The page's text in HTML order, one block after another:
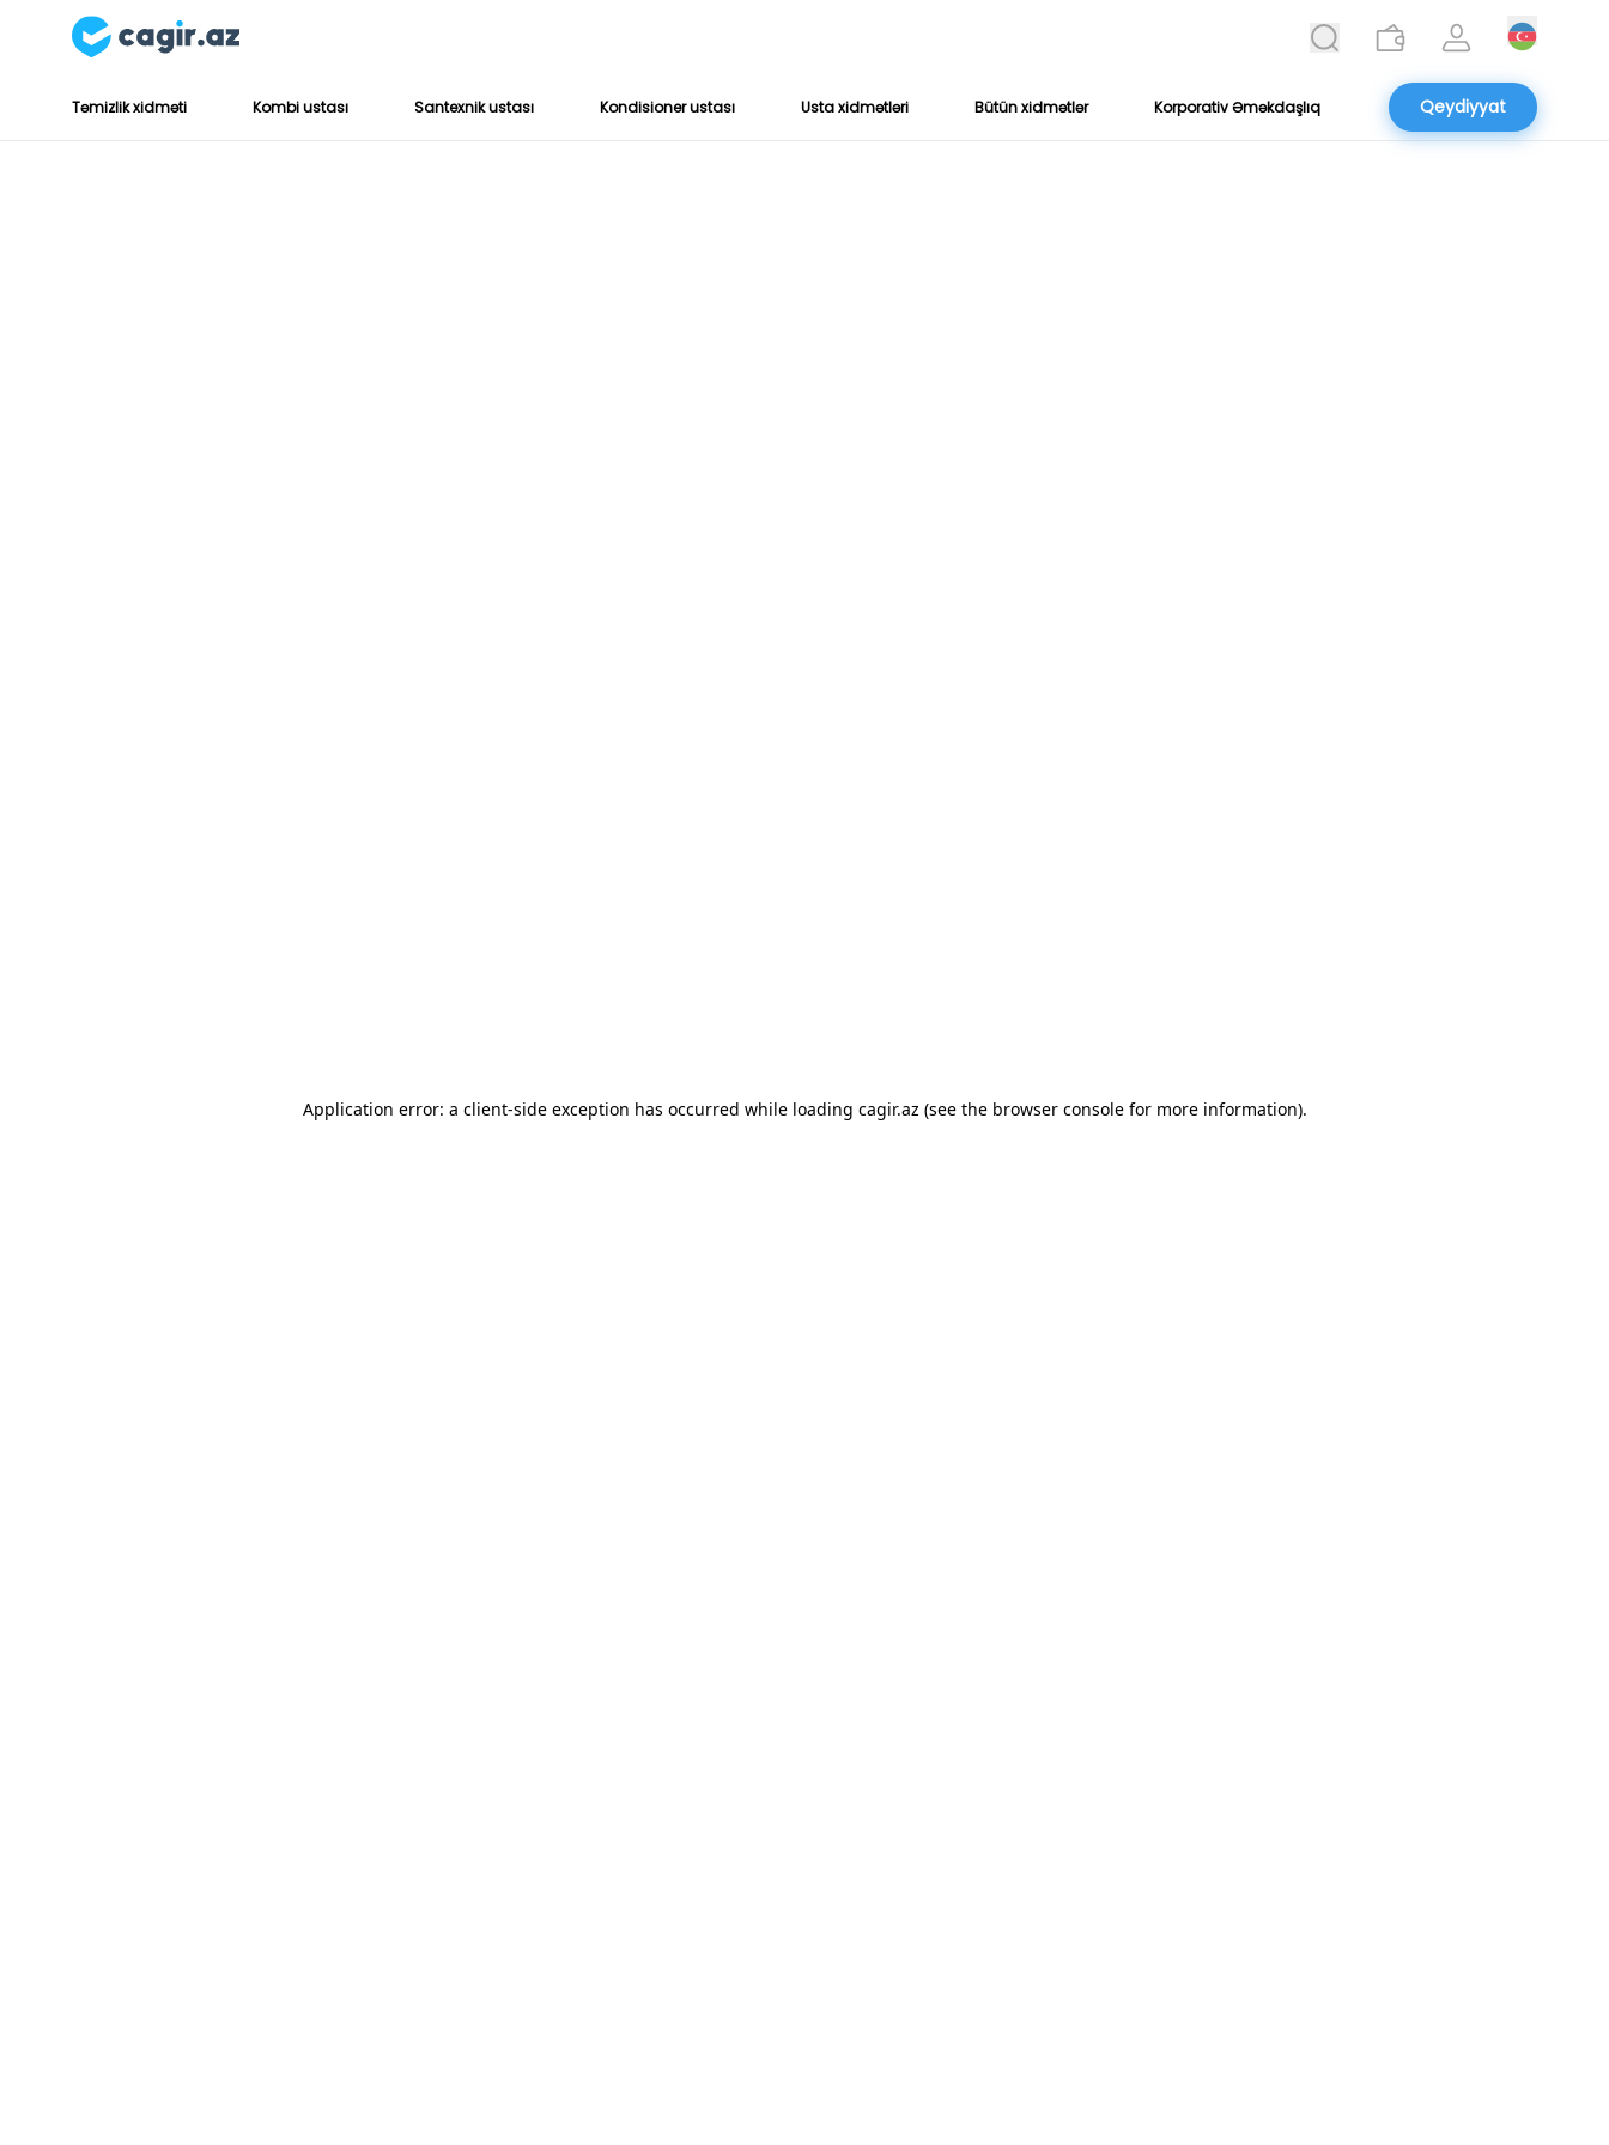
Təmizlik xidməti Kombi ustası Santexnik ustası Kondisioner ustası Usta xidmətləri Bütün xidmətlər Korporativ Əməkdaşlıq Qeydiyyat
Application error: a client-side exception has occurred while loading cagir.az (see the browser console for more information).